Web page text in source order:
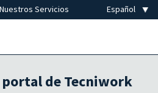
Nuestros Servicios
de Tecniwork